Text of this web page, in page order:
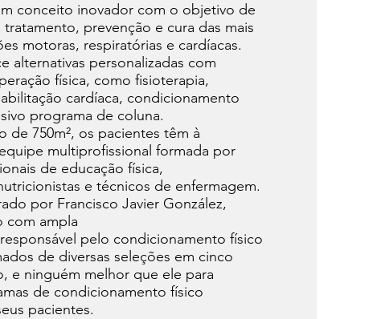
conceito inovador com o objetivo de
prevenção e cura das mais
motoras, respiratórias e cardíacas.
alternativas personalizadas com
física, como fisioterapia,
cardíaca, condicionamento
programa de coluna.
de 750m², os pacientes têm à
multiprofissional formada por
de educação física,
e técnicos de enfermagem.
por Francisco Javier González,
com ampla
pelo condicionamento físico
de diversas seleções em cinco
e ninguém melhor que ele para
de condicionamento físico
pacientes.